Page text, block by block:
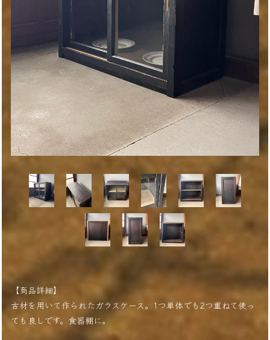
【商品詳細】
古材を用いて作られたガラスケース。1つ単体でも2つ重ねて使っ
ても良しです。食器棚に。